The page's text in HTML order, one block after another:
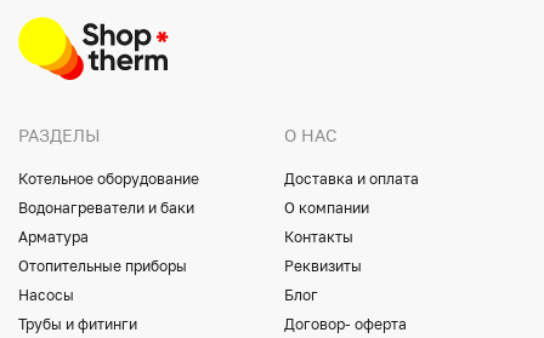
РАЗДЕЛЫ
Котельное оборудование
Водонагреватели и баки
Арматура
Отопительные приборы
Насосы
Трубы и фитинги
О НАС
Доставка и оплата
О компании
Контакты
Реквизиты
Блог
Договор- оферта